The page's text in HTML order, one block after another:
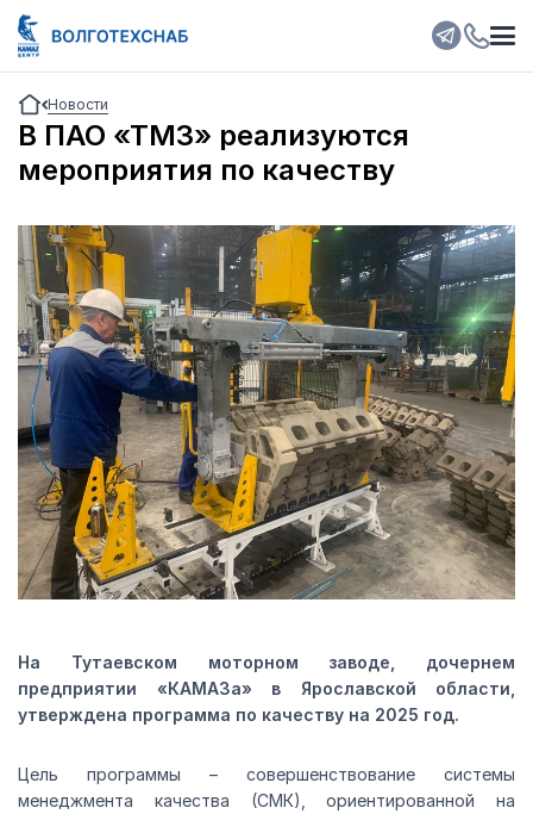
Новости
В ПАО «ТМЗ» реализуются
мероприятия по качеству
На Тутаевском моторном заводе, дочернем
предприятии «КАМАЗа» в Ярославской области,
утверждена программа по качеству на 2025 год.
Цель программы – совершенствование системы
менеджмента качества (СМК), ориентированной на